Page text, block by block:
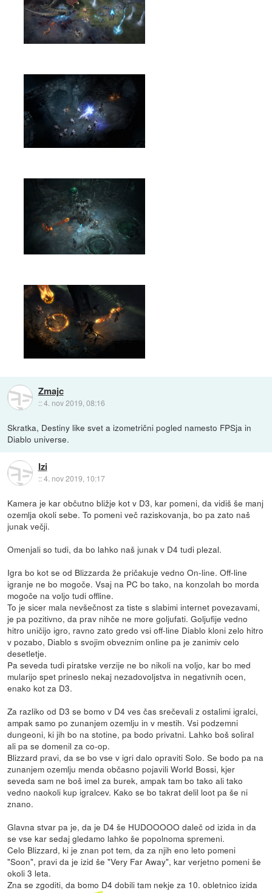
Zmajc
::4. nov 2019, 08:16
Skratka, Destiny like svet a izometrični pogled namesto FPSja in
Diablo universe.
Izi
::4. nov 2019, 10:17
Kamera je kar občutno bližje kot v D3, kar pomeni, da vidiš še manj
ozemlja okoli sebe. To pomeni več raziskovanja, bo pa zato naš
junak večji.
Omenjali so tudi, da bo lahko naš junak v D4 tudi plezal.
Igra bo kot se od Blizzarda že pričakuje vedno On-line. Off-line
igranje ne bo mogoče. Vsaj na PC bo tako, na konzolah bo morda
mogoče na voljo tudi offline.
To je sicer mala nevšečnost za tiste s slabimi internet povezavami,
je pa pozitivno, da prav nihče ne more goljufati. Goljufije vedno
hitro uničijo igro, ravno zato gredo vsi off-line Diablo kloni zelo hitro
v pozabo, Diablo s svojim obveznim online pa je zanimiv celo
desetletje.
Pa seveda tudi piratske verzije ne bo nikoli na voljo, kar bo med
mularijo spet prineslo nekaj nezadovoljstva in negativnih ocen,
enako kot za D3.
Za razliko od D3 se bomo v D4 ves čas srečevali z ostalimi igralci,
ampak samo po zunanjem ozemlju in v mestih. Vsi podzemni
dungeoni, ki jih bo na stotine, pa bodo privatni. Lahko boš soliral
ali pa se domenil za co-op.
Blizzard pravi, da se bo vse v igri dalo opraviti Solo. Se bodo pa na
zunanjem ozemlju menda občasno pojavili World Bossi, kjer
seveda sam ne boš imel za burek, ampak tam bo tako ali tako
vedno naokoli kup igralcev. Kako se bo takrat delil loot pa še ni
znano.
Glavna stvar pa je, da je D4 še HUDOOOOO daleč od izida in da
se vse kar sedaj gledamo lahko še popolnoma spremeni.
Celo Blizzard, ki je znan pot tem, da za njih eno leto pomeni
"Soon", pravi da je izid še "Very Far Away", kar verjetno pomeni še
okoli 3 leta.
Zna se zgoditi, da bomo D4 dobili tam nekje za 10. obletnico izida